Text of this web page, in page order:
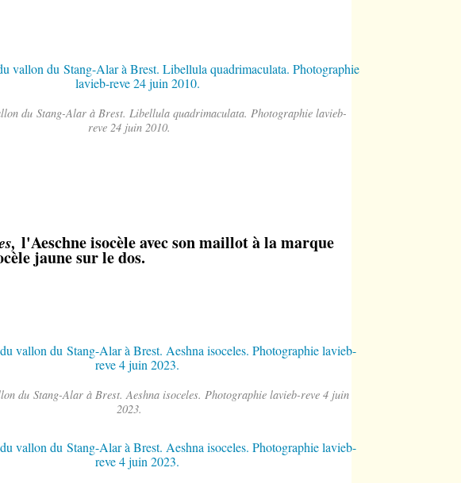
du Stang-Alar à Brest. Libellula quadrimaculata. Photographie lavieb-
reve 24 juin 2010.
l'Aeschne isocèle avec son maillot à la marque
jaune sur le dos.
du Stang-Alar à Brest. Aeshna isoceles. Photographie lavieb-reve 4 juin
2023.